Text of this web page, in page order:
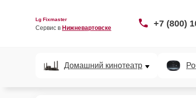
Lg Fixmaster
Сервис в Нижневартовске +7 (800)
Домашний кинотеатр